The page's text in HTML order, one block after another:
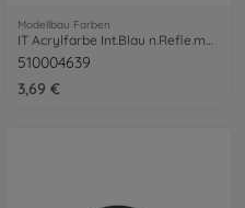
Modellbau Farben
510004639
3,69 €